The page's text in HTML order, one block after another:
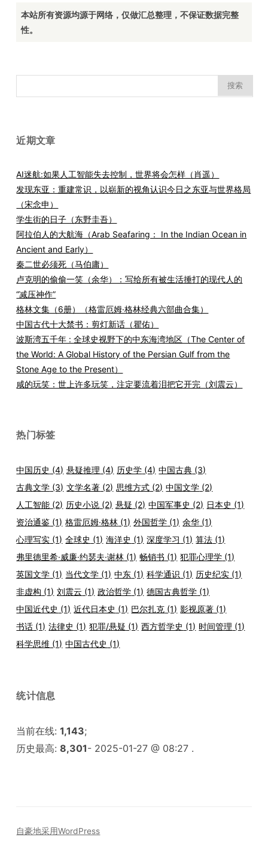
本站所有资源均源于网络，仅做汇总整理，不保证数据完整
性。
索：
近期文章
AI迷航:如果人工智能失去控制，世界将会怎样（肖遥）
发现东亚：重建常识，以崭新的视角认识今日之东亚与世界格局
（宋念申）
学生街的日子（东野圭吾）
阿拉伯人的大航海（Arab Seafaring： In the Indian Ocean in
Ancient and Early）
秦二世必须死（马伯庸）
卢克明的偷偷一笑（余华）：写给所有被生活捶打的现代人的
“减压神作”
格林文集（6册）（格雷厄姆·格林经典六部曲合集）
中国古代十大禁书：剪灯新话（瞿佑）
波斯湾五千年 : 全球史视野下的中东海湾地区（The Center of
the World: A Global History of the Persian Gulf from the
Stone Age to the Present）
咸的玩笑：世上许多玩笑，注定要流着泪把它开完（刘震云）
热门标签
中国历史 (4) 悬疑推理 (4) 历史学 (4) 中国古典 (3)
古典文学 (3) 文学名著 (2) 思维方式 (2) 中国文学 (2)
人工智能 (2) 历史小说 (2) 悬疑 (2) 中国军事史 (2) 日本史 (1)
资治通鉴 (1) 格雷厄姆·格林 (1) 外国哲学 (1) 余华 (1)
心理写实 (1) 全球史 (1) 海洋史 (1) 深度学习 (1) 算法 (1)
弗里德里希·威廉·约瑟夫·谢林 (1) 畅销书 (1) 犯罪心理学 (1)
英国文学 (1) 当代文学 (1) 中东 (1) 科学通识 (1) 历史纪实 (1)
非虚构 (1) 刘震云 (1) 政治哲学 (1) 德国古典哲学 (1)
中国近代史 (1) 近代日本史 (1) 巴尔扎克 (1) 影视原著 (1)
书话 (1) 法律史 (1) 犯罪/悬疑 (1) 西方哲学史 (1) 时间管理 (1)
科学思维 (1) 中国古代史 (1)
统计信息
当前在线:1,143;
历史最高:8,301- 2025-01-27 @ 08:27 .
自豪地采用WordPress